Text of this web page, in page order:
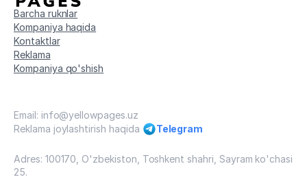
72 ASKIYA DEHQON BOZORI AJ
73
74 ELGA XIZMAT ASKIYA MChJ
76 VOLCANO GAME MChJ
77 ISHONCH TERMO SERVIS MChJ 208 м
Barcha ruknlar
Kompaniya haqida
Kontaktlar
Reklama
Kompaniya qo'shish
Email: info@yellowpages.uz
Reklama joylashtirish haqida
Telegram
Adres: 100170, O'zbekiston, Toshkent shahri, Sayram ko'chasi
25.